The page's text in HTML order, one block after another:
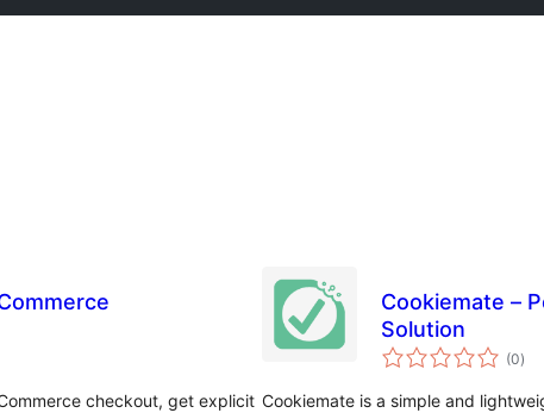
checkout, get explicit
Cookiemate –
Solution
(0)
Cookiemate is a simple and